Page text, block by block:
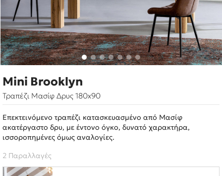
Mini Brooklyn
Τραπέζι Μασίφ Δρυς 180x90
Επεκτεινόμενο τραπέζι κατασκευασμένο από Μασίφ
ακατέργαστο δρυ, με έντονο όγκο, δυνατό χαρακτήρα,
ισσοροπημένες όμως αναλογίες.
2 Παραλλαγές